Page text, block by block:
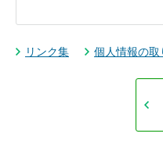
リンク集 個人情報の取